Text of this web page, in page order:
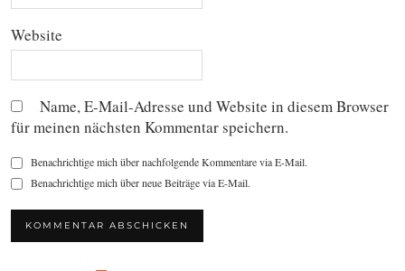
Website
Name, E-Mail-Adresse und Website in diesem Browser
für meinen nächsten Kommentar speichern.
Benachrichtige mich über nachfolgende Kommentare via E-Mail.
Benachrichtige mich über neue Beiträge via E-Mail.